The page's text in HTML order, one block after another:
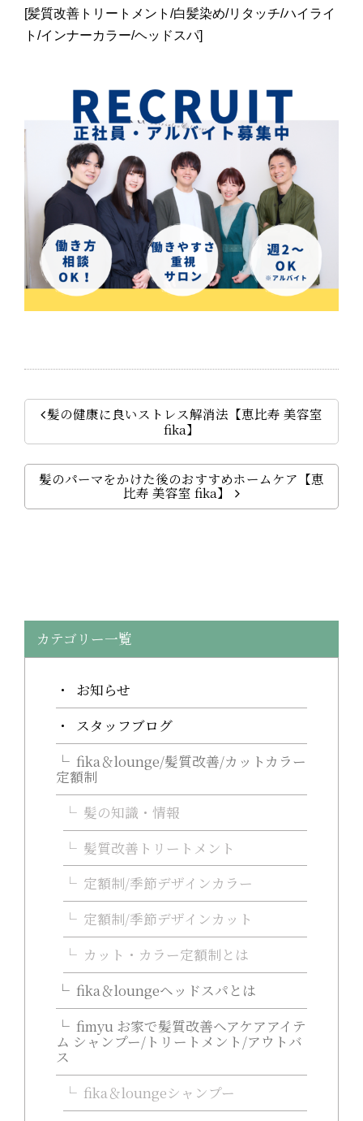
[髪質改善トリートメント/白髪染め/リタッチ/ハイライ
ト/インナーカラー/ヘッドスパ]
髪の健康に良いストレス解消法【恵比寿 美容室
fika】
髪のパーマをかけた後のおすすめホームケア【恵
比寿 美容室 fika】
カテゴリー一覧
お知らせ
スタッフブログ
fika＆lounge/髪質改善/カットカラー
定額制
髪の知識・情報
髪質改善トリートメント
定額制/季節デザインカラー
定額制/季節デザインカット
カット・カラー定額制とは
fika＆loungeヘッドスパとは
fimyu お家で髪質改善ヘアケアアイテ
ム シャンプー/トリートメント/アウトバ
ス
fika＆loungeシャンプー